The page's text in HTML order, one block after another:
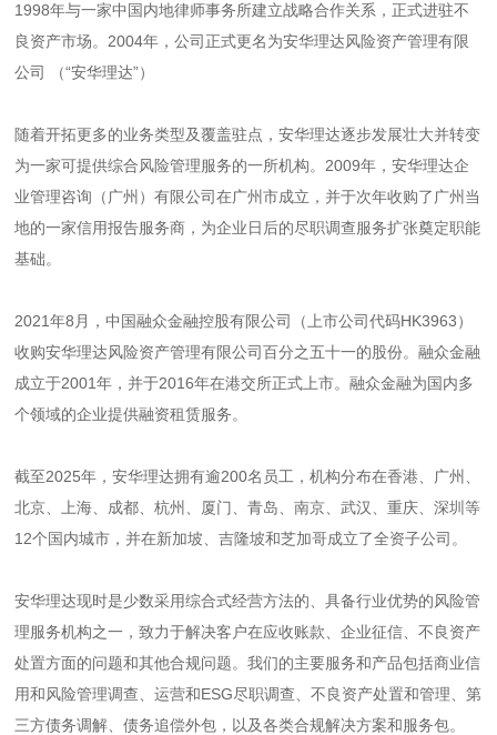
1998年与一家中国内地律师事务所建立战略合作关系，正式进驻不
良资产市场。2004年，公司正式更名为安华理达风险资产管理有限
公司 （“安华理达”）
随着开拓更多的业务类型及覆盖驻点，安华理达逐步发展壮大并转变
为一家可提供综合风险管理服务的一所机构。2009年，安华理达企
业管理咨询（广州）有限公司在广州市成立，并于次年收购了广州当
地的一家信用报告服务商，为企业日后的尽职调查服务扩张奠定职能
基础。
2021年8月，中国融众金融控股有限公司（上市公司代码HK3963）
收购安华理达风险资产管理有限公司百分之五十一的股份。融众金融
成立于2001年，并于2016年在港交所正式上市。融众金融为国内多
个领域的企业提供融资租赁服务。
截至2025年，安华理达拥有逾200名员工，机构分布在香港、广州、
北京、上海、成都、杭州、厦门、青岛、南京、武汉、重庆、深圳等
12个国内城市，并在新加坡、吉隆坡和芝加哥成立了全资子公司。
安华理达现时是少数采用综合式经营方法的、具备行业优势的风险管
理服务机构之一，致力于解决客户在应收账款、企业征信、不良资产
处置方面的问题和其他合规问题。我们的主要服务和产品包括商业信
用和风险管理调查、运营和ESG尽职调查、不良资产处置和管理、第
三方债务调解、债务追偿外包，以及各类合规解决方案和服务包。